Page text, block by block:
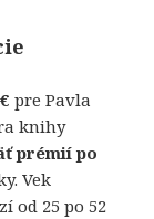
pre Pavla
knihy
prémií po
Vek
od 25 po 52